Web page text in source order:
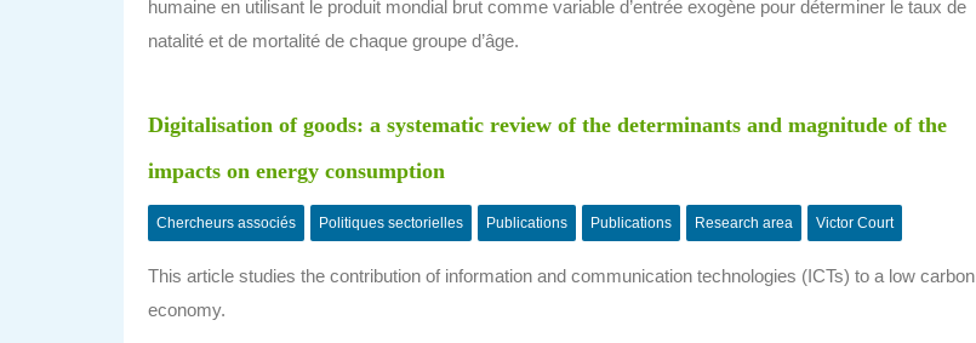
humaine en utilisant le produit mondial brut comme variable d’entrée exogène pour déterminer le taux de
natalité et de mortalité de chaque groupe d’âge.
Digitalisation of goods: a systematic review of the determinants and magnitude of the
impacts on energy consumption
Chercheurs associés Politiques sectorielles Publications Publications Research area Victor Court
This article studies the contribution of information and communication technologies (ICTs) to a low carbon
economy.